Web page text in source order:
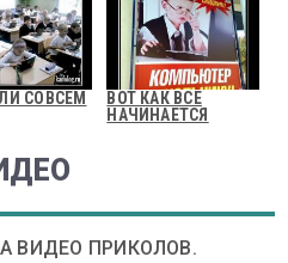
СОВСЕМ
ВОТ КАК ВСЕ
НАЧИНАЕТСЯ
ВИДЕО ПРИКОЛОВ.